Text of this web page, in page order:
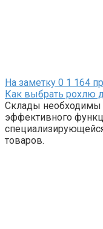
На заметку 0 1 164
Как выбрать рохлю
Склады необходимы
эффективного
товаров.